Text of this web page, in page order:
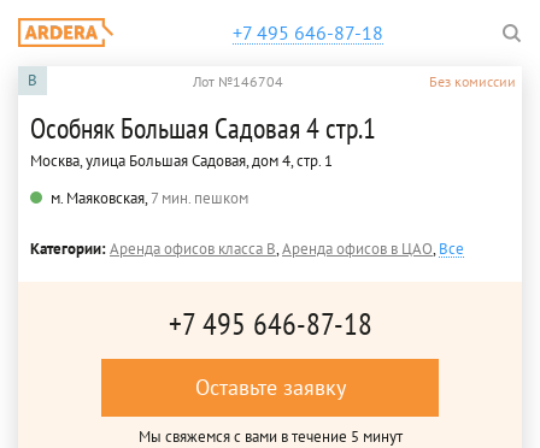
+7 495 646-87-18
B Лот №146704 Без комиссии
Особняк Большая Садовая 4 стр.1
Москва, улица Большая Садовая, дом 4, стр. 1
м. Маяковская,7 мин. пешком
Категории:Аренда офисов класса B,Аренда офисов в ЦАО,Все
+7 495 646-87-18
Оставьте заявку
Мы свяжемся с вами в течение 5 минут